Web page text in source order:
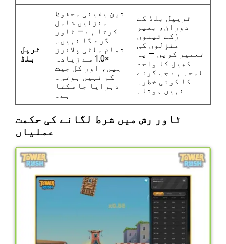
ٹرپل
بلڈ
تین یقینی محفوظ
منزلیں شامل
کرتا ہے — ٹاور
گرے گا نہیں۔
تمام ملٹی پلائرز
×1.0 سے زیادہ
ہیں، اور کل جیت
کم نہیں ہوتی۔
دہرایا جا سکتا
ہے۔
ٹریپل بلڈ کے
دوران، بغیر
رُکے تینوں
منزِلوں کی
تعمیر کریں — یہ
کھیل کا واحد
لمحہ ہے جب گرنے
کا کوئی خطرہ
نہیں ہوتا۔
ٹاور رش میں شرط لگانے کی حکمت
عملیاں